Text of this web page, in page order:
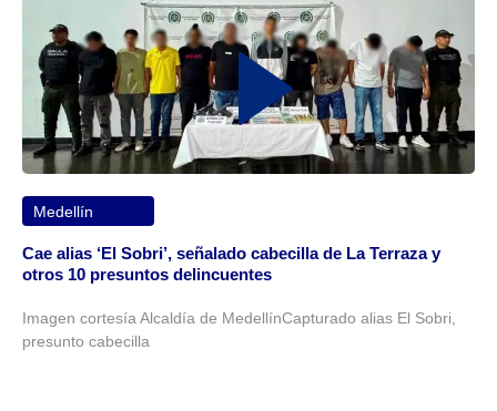
Medellín
Cae alias ‘El Sobri’, señalado cabecilla de La Terraza y
otros 10 presuntos delincuentes
Imagen cortesía Alcaldía de MedellínCapturado alias El Sobri,
presunto cabecilla